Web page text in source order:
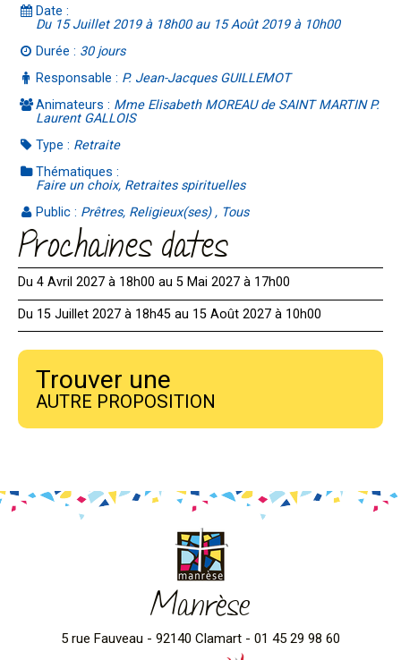
Date :
Du 15 Juillet 2019 à 18h00 au 15 Août 2019 à 10h00
Durée : 30 jours
Responsable : P. Jean-Jacques GUILLEMOT
Animateurs : Mme Elisabeth MOREAU de SAINT MARTIN P.
Laurent GALLOIS
Type : Retraite
Thématiques :
Faire un choix, Retraites spirituelles
Public : Prêtres, Religieux(ses) , Tous
Prochaines dates
Du 4 Avril 2027 à 18h00 au 5 Mai 2027 à 17h00
Du 15 Juillet 2027 à 18h45 au 15 Août 2027 à 10h00
Trouver une
AUTRE PROPOSITION
Manrèse
5 rue Fauveau - 92140 Clamart - 01 45 29 98 60